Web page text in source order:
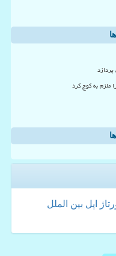
ملزم به کوچ کرد
اپل بین الملل